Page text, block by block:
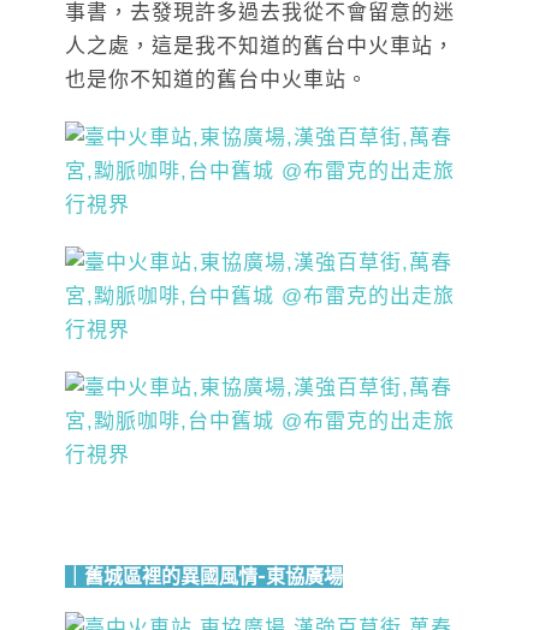
事書，去發現許多過去我從不會留意的迷
人之處，這是我不知道的舊台中火車站，
也是你不知道的舊台中火車站。
｜舊城區裡的異國風情-東協廣場